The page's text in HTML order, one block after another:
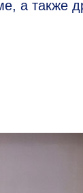
а также